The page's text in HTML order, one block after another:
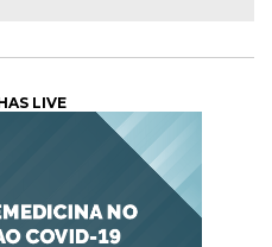
LIVE